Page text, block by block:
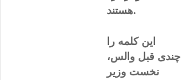
هستند.
این کلمه را
چندی قبل والس،
نخست وزیر